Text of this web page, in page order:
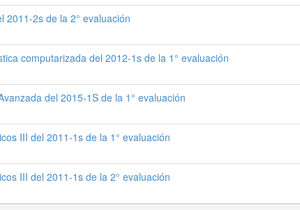
2011-2s de la 2° evaluación
computarizada del 2012-1s de la 1° evaluación
del 2015-1S de la 1° evaluación
III del 2011-1s de la 1° evaluación
III del 2011-1s de la 2° evaluación